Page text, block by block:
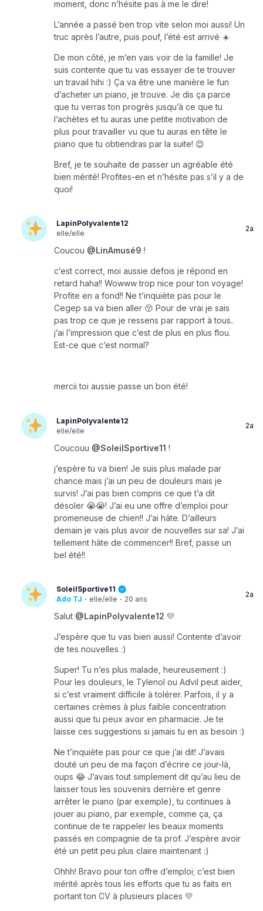
moment, donc n’hésite pas à me le dire!
L’année a passé ben trop vite selon moi aussi! Un
truc après l’autre, puis pouf, l’été est arrivé ☀️
De mon côté, je m’en vais voir de la famille! Je
suis contente que tu vas essayer de te trouver
un travail hihi :) Ça va être une manière le fun
d’acheter un piano, je trouve. Je dis ça parce
que tu verras ton progrès jusqu’à ce que tu
l’achètes et tu auras une petite motivation de
plus pour travailler vu que tu auras en tête le
piano que tu obtiendras par la suite! 😊
Bref, je te souhaite de passer un agréable été
bien mérité! Profites-en et n’hésite pas s’il y a de
quoi!
LapinPolyvalente12
elle/elle
2a
Coucou @LinAmusé9 !
c’est correct, moi aussie defois je répond en
retard haha!! Wowww trop nice pour ton voyage!
Profite en a fond!! Ne t’inquiète pas pour le
Cegep sa va bien aller 😚 Pour de vrai je sais
pas trop ce que je ressens par rapport à tous..
j’ai l’impression que c’est de plus en plus flou.
Est-ce que c’est normal?
mercii toi aussie passe un bon été!
LapinPolyvalente12
elle/elle
2a
Coucouu @SoleilSportive11 !
j’espère tu va bien! Je suis plus malade par
chance mais j’ai un peu de douleurs mais je
survis! J’ai pas bien compris ce que t’a dit
désoler 😭😭! J’ai eu une offre d’emploi pour
promeneuse de chien!! J’ai hâte. D’ailleurs
demain je vais plus avoir de nouvelles sur sa! J’ai
tellement hâte de commencer!! Bref, passe un
bel été!!
SoleilSportive11
Ado TJ · elle/elle · 20 ans
2a
Salut @LapinPolyvalente12 💛
J’espère que tu vas bien aussi! Contente d’avoir
de tes nouvelles :)
Super! Tu n’es plus malade, heureusement :)
Pour les douleurs, le Tylenol ou Advil peut aider,
si c’est vraiment difficile à tolérer. Parfois, il y a
certaines crèmes à plus faible concentration
aussi que tu peux avoir en pharmacie. Je te
laisse ces suggestions si jamais tu en as besoin :)
Ne t’inquiète pas pour ce que j’ai dit! J’avais
douté un peu de ma façon d’écrire ce jour-là,
oups 😂 J’avais tout simplement dit qu’au lieu de
laisser tous les souvenirs derrière et genre
arrêter le piano (par exemple), tu continues à
jouer au piano, par exemple, comme ça, ça
continue de te rappeler les beaux moments
passés en compagnie de ta prof. J’espère avoir
été un petit peu plus claire maintenant :)
Ohhh! Bravo pour ton offre d’emploi; c’est bien
mérité après tous les efforts que tu as faits en
portant ton CV à plusieurs places 💛